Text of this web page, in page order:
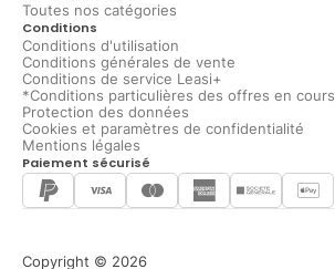
Toutes nos catégories
Conditions
Conditions d'utilisation
Conditions générales de vente
Conditions de service Leasi+
*Conditions particulières des offres en cours
Protection des données
Cookies et paramètres de confidentialité
Mentions légales
Paiement sécurisé
Copyright © 2026